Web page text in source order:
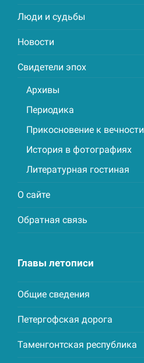
Люди и судьбы
Новости
Свидетели эпох
Архивы
Периодика
Прикосновение к вечности
История в фотографиях
Литературная гостиная
О сайте
Обратная связь
Главы летописи
Общие сведения
Петергофская дорога
Таменгонтская республика